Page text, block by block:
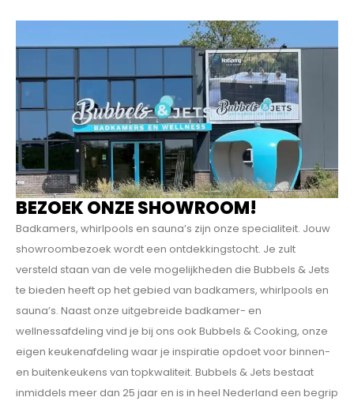
BEZOEK ONZE SHOWROOM!
Badkamers, whirlpools en sauna’s zijn onze specialiteit. Jouw
showroombezoek wordt een ontdekkings­tocht. Je zult
versteld staan van de vele mogelijkheden die Bubbels & Jets
te bieden heeft op het gebied van badkamers, whirlpools en
sauna’s. Naast onze uitgebreide badkamer- en
wellnessafdeling vind je bij ons ook Bubbels & Cooking, onze
eigen keukenafdeling waar je inspiratie opdoet voor binnen-
en buitenkeukens van topkwaliteit. Bubbels & Jets bestaat
inmiddels meer dan 25 jaar en is in heel Nederland een begrip